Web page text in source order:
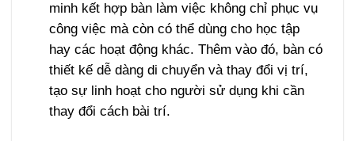
minh kết hợp bàn làm việc không chỉ phục vụ
công việc mà còn có thể dùng cho học tập
hay các hoạt động khác. Thêm vào đó, bàn có
thiết kế dễ dàng di chuyển và thay đổi vị trí,
tạo sự linh hoạt cho người sử dụng khi cần
thay đổi cách bài trí.